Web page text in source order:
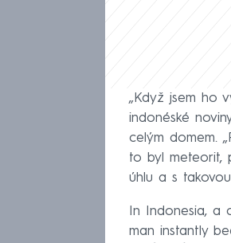
„Když jsem ho
indonéské
celým domem.
to byl meteorit,
úhlu a s
In Indonesia,
man instantly